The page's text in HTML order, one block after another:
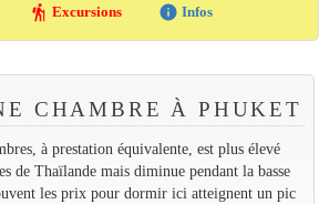
hiking Excursions info Infos
CHAMBRE À PHUKET
à prestation équivalente, est plus élevé
de Thaïlande mais diminue pendant la basse
les prix pour dormir ici atteignent un pic